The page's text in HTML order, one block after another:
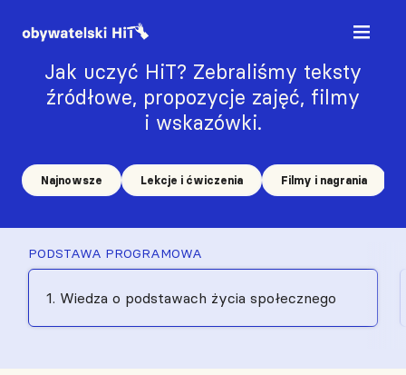
Jak uczyć HiT? Zebraliśmy teksty
źródłowe, propozycje zajęć, filmy
i wskazówki.
Najnowsze Lekcje i ćwiczenia Filmy i nagrania
PODSTAWA PROGRAMOWA
1. Wiedza o podstawach życia społecznego